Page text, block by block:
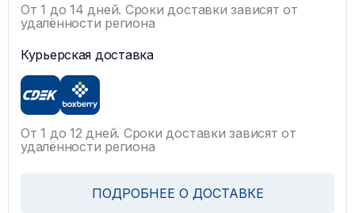
От 1 до 14 дней. Сроки доставки зависят от
удалённости региона
Курьерская доставка
От 1 до 12 дней. Сроки доставки зависят от
удалённости региона
ПОДРОБНЕЕ О ДОСТАВКЕ